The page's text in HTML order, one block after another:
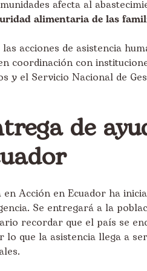
afecta al
alimentaria de las
las acciones de asistencia
coordinación con
y el Servicio Nacional de
de
en Acción en Ecuador ha
Se entregará a la
recordar que el país se
lo que la asistencia llega a